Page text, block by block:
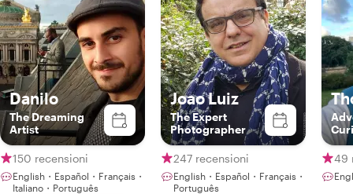
Danilo
The Dreaming
Artist
150 recensioni
English・Español・Français・
Italiano・Português
Joao Luiz
The Expert
Photographer
247 recensioni
English・Español・Français・
Português
49